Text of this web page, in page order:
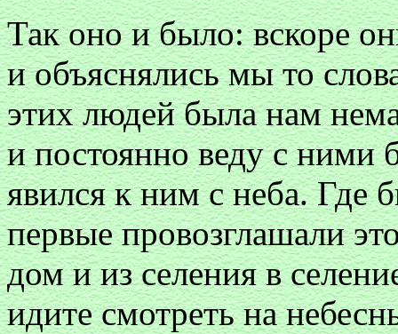
Так оно и было: вскоре
и объяснялись мы то
этих людей была нам
и постоянно веду с ними
явился к ним с неба. Где
первые провозглашали
дом и из селения в
идите смотреть на